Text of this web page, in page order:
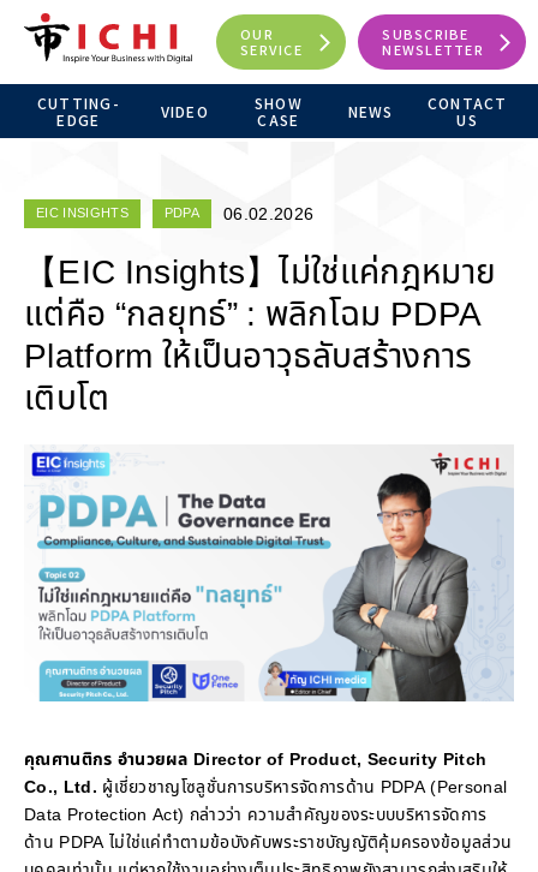
OUR
SERVICE
SUBSCRIBE
NEWSLETTER
CUTTING-
EDGE
VIDEO
SHOW
CASE
NEWS
CONTACT
US
EIC INSIGHTS PDPA 06.02.2026
【EIC Insights】ไม่ใช่แค่กฎหมาย
แต่คือ “กลยุทธ์” : พลิกโฉม PDPA
Platform ให้เป็นอาวุธลับสร้างการ
เติบโต
คุณศานติกร อำนวยผล Director of Product, Security Pitch
Co., Ltd. ผู้เชี่ยวชาญโซลูชั่นการบริหารจัดการด้าน PDPA (Personal
Data Protection Act) กล่าวว่า ความสำคัญของระบบบริหารจัดการ
ด้าน PDPA ไม่ใช่แค่ทำตามข้อบังคับพระราชบัญญัติคุ้มครองข้อมูลส่วน